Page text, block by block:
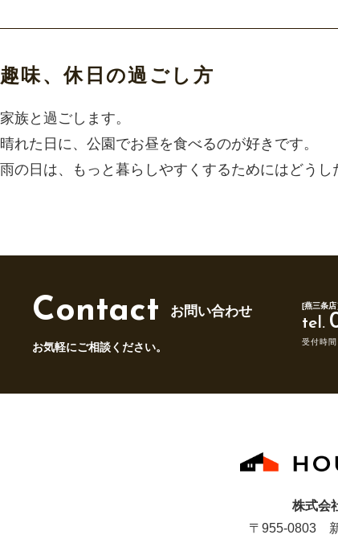
趣味、休日の過ごし方
家族と過ごします。
晴れた日に、公園でお昼を食べるのが好きです。
雨の日は、もっと暮らしやすくするためにはどう
Contact お問い合わせ
お気軽にご相談ください。
[燕三条店
tel.
受付時
株式会
〒955-0803